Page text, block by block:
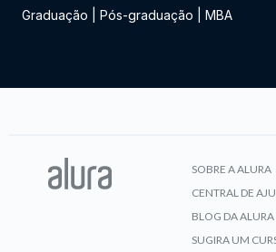
Graduação Pós-graduação MBA
SOBRE A ALURA
CENTRAL DE
BLOG DA ALURA
SUGIRA UM